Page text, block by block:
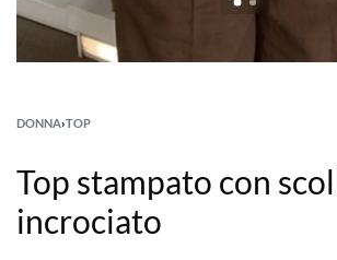
DONNA›TOP
Top stampato con
incrociato